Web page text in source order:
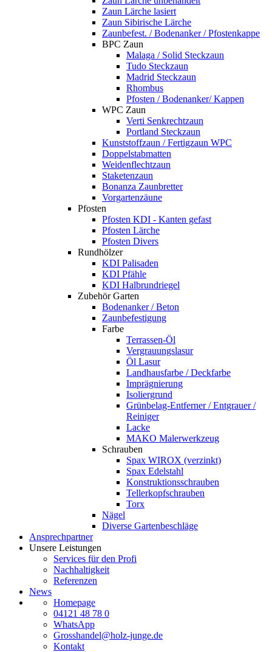
Zaun Lärche lasiert
Zaun Sibirische Lärche
Zaunbefest. / Bodenanker / Pfostenkappe
BPC Zaun
Malaga / Solid Steckzaun
Tudo Steckzaun
Madrid Steckzaun
Rhombus
Pfosten / Bodenanker/ Kappen
WPC Zaun
Verti Senkrechtzaun
Portland Steckzaun
Kunststoffzaun / Fertigzaun WPC
Doppelstabmatten
Weidenflechtzaun
Staketenzaun
Bonanza Zaunbretter
Vorgartenzäune
Pfosten
Pfosten KDI - Kanten gefast
Pfosten Lärche
Pfosten Divers
Rundhölzer
KDI Palisaden
KDI Pfähle
KDI Halbrundriegel
Zubehör Garten
Bodenanker / Beton
Zaunbefestigung
Farbe
Terrassen-Öl
Vergrauungslasur
Öl Lasur
Landhausfarbe / Deckfarbe
Imprägnierung
Isoliergrund
Grünbelag-Entferner / Entgrauer /
Reiniger
Lacke
MAKO Malerwerkzeug
Schrauben
Spax WIROX (verzinkt)
Spax Edelstahl
Konstruktionsschrauben
Tellerkopfschrauben
Torx
Nägel
Diverse Gartenbeschläge
Ansprechpartner
Unsere Leistungen
Services für den Profi
Nachhaltigkeit
Referenzen
News
Homepage
04121 48 78 0
WhatsApp
Grosshandel@holz-junge.de
Kontakt